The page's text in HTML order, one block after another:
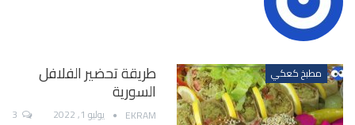
مطبخ كعكي طريقة تحضير الفلافل
السورية
EKRAM يوليو 1, 2022